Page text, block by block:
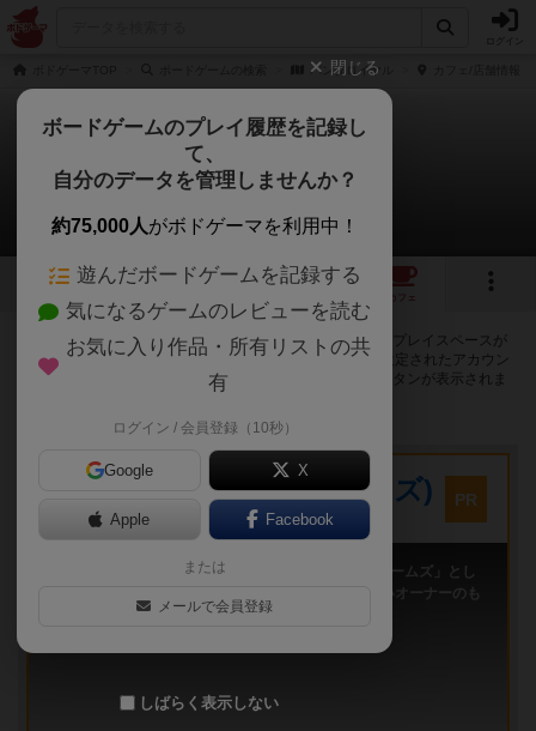
パンダロイヤル
パンダロイヤル
66店のカフェ/スペースが提供中
3 12
カフェ
パンダロイヤルで遊ぶことができるボードゲームカフェ・プレイスペースが
66店登録されています。公開プロフィールの都道府県が設定されたアカウン
トでログインすると、同じ都道府県内の店舗に絞り込むボタンが表示されま
キウイ！(旧:キウイゲームズ)
大阪府大阪市中央区森ノ宮中央2-8-2 永田中央ビル2階
PR
「キウイ！」は、2011年9月大阪日本橋で「キウイゲームズ」とし
てスタートしたボードゲームカフェです。 今は新しいオーナーのも
閉じる
ボードゲームのプレイ履歴を記録し
て、
自分のデータを管理しませんか？
約75,000人がボドゲーマを利用中！
遊んだボードゲームを記録する
気になるゲームのレビューを読む
お気に入り作品・所有リストの共
有
ログイン / 会員登録（10秒）
Google X
Apple Facebook
または
メールで会員登録
しばらく表示しない